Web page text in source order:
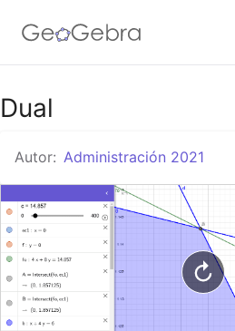
Google Classroom
GeoGebra Classroom
Abrir sesión
Dual
Autor: Administración 2021